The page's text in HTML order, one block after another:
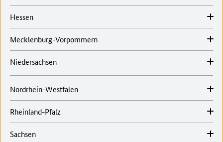
Hessen
Mecklenburg-Vorpommern
Niedersachsen
Nordrhein-Westfalen
Rheinland-Pfalz
Sachsen